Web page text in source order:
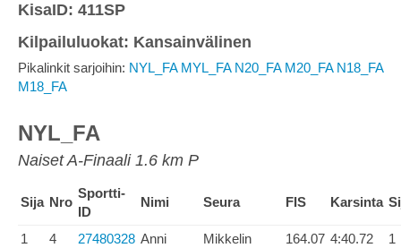
KisaID: 411SP
Kilpailuluokat: Kansainvälinen
Pikalinkit sarjoihin: NYL_FA MYL_FA N20_FA M20_FA N18_FA
M18_FA
NYL_FA
Naiset A-Finaali 1.6 km P
Sija Nro
Sportti-
ID
Nimi Seura FIS Karsinta
1 4 27480328 Anni
Mikkelin
164.07 4:40.72 1